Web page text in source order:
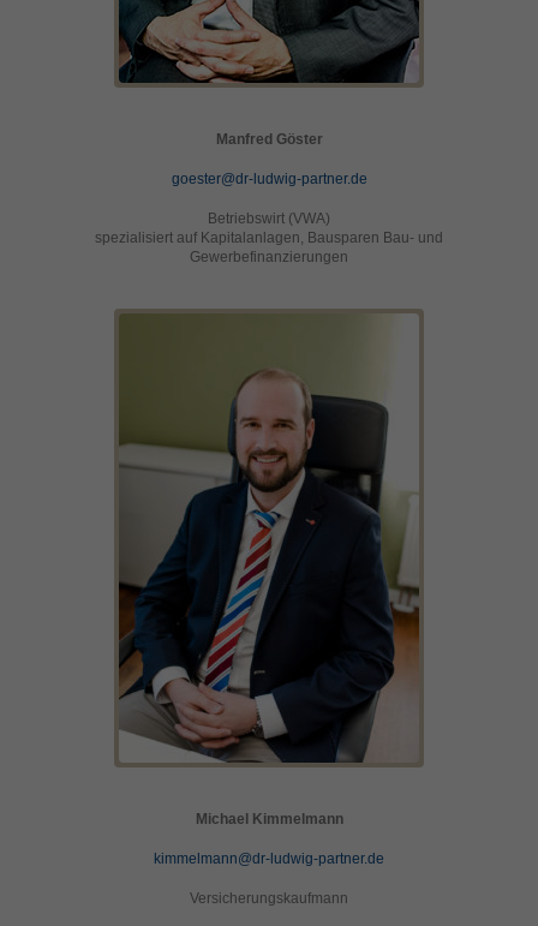
Manfred Göster
goester@dr-ludwig-partner.de
Betriebswirt (VWA)
spezialisiert auf Kapitalanlagen, Bausparen Bau- und
Gewerbefinanzierungen
Michael Kimmelmann
kimmelmann@dr-ludwig-partner.de
Versicherungskaufmann